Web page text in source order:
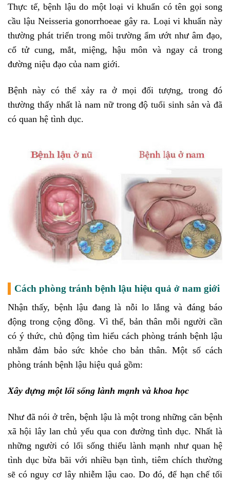
Thực tế, bệnh lậu do một loại vi khuẩn có tên gọi song
cầu lậu Neisseria gonorrhoeae gây ra. Loại vi khuẩn này
thường phát triển trong môi trường ẩm ướt như âm đạo,
cổ tử cung, mắt, miệng, hậu môn và ngay cả trong
đường niệu đạo của nam giới.
Bệnh này có thể xảy ra ở mọi đối tượng, trong đó
thường thấy nhất là nam nữ trong độ tuổi sinh sản và đã
có quan hệ tình dục.
Cách phòng tránh bệnh lậu hiệu quả ở nam giới
Nhận thấy, bệnh lậu đang là nỗi lo lắng và đáng báo
động trong cộng đồng. Vì thế, bản thân mỗi người cần
có ý thức, chủ động tìm hiểu cách phòng tránh bệnh lậu
nhằm đảm bảo sức khỏe cho bản thân. Một số cách
phòng tránh bệnh lậu hiệu quả gồm:
Xây dựng một lối sống lành mạnh và khoa học
Như đã nói ở trên, bệnh lậu là một trong những căn bệnh
xã hội lây lan chủ yếu qua con đường tình dục. Nhất là
những người có lối sống thiếu lành mạnh như quan hệ
tình dục bừa bãi với nhiều bạn tình, tiêm chích thường
sẽ có nguy cơ lây nhiễm lậu cao. Do đó, để hạn chế tối